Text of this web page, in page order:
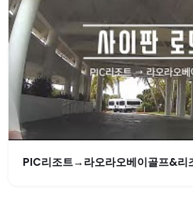
PIC리조트→라오라오베이골프&리